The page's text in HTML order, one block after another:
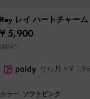
Rey レイ ハートチャーム
¥ 5,900
(税込)
なら月々¥
カラー: ソフトピンク